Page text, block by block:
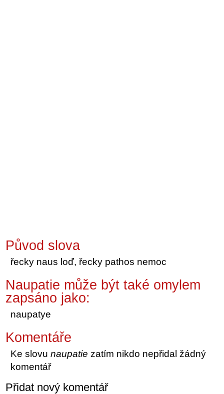
Původ slova
řecky naus loď, řecky pathos nemoc
Naupatie může být také omylem
zapsáno jako:
naupatye
Komentáře
Ke slovunaupatie zatím nikdo nepřidal žádný
komentář
Přidat nový komentář